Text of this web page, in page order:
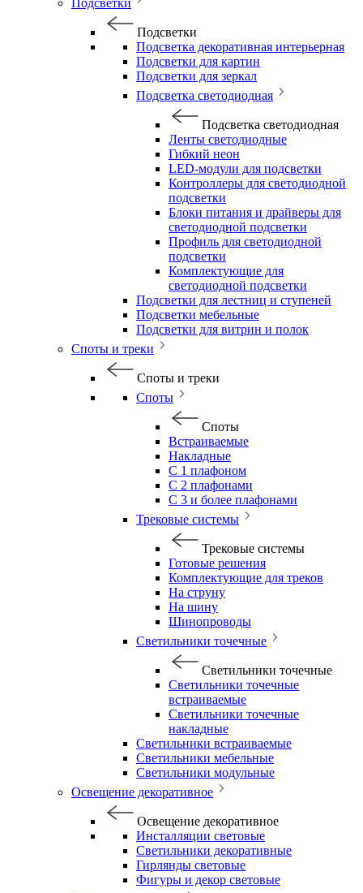
Подсветки
Подсветки
Подсветка декоративная интерьерная
Подсветки для картин
Подсветки для зеркал
Подсветка светодиодная
Подсветка светодиодная
Ленты светодиодные
Гибкий неон
LED-модули для подсветки
Контроллеры для светодиодной
подсветки
Блоки питания и драйверы для
светодиодной подсветки
Профиль для светодиодной
подсветки
Комплектующие для
светодиодной подсветки
Подсветки для лестниц и ступеней
Подсветки мебельные
Подсветки для витрин и полок
Споты и треки
Споты и треки
Споты
Споты
Встраиваемые
Накладные
С 1 плафоном
С 2 плафонами
С 3 и более плафонами
Трековые системы
Трековые системы
Готовые решения
Комплектующие для треков
На струну
На шину
Шинопроводы
Светильники точечные
Светильники точечные
Светильники точечные
встраиваемые
Светильники точечные
накладные
Светильники встраиваемые
Светильники мебельные
Светильники модульные
Освещение декоративное
Освещение декоративное
Инсталляции световые
Светильники декоративные
Гирлянды световые
Фигуры и декор световые